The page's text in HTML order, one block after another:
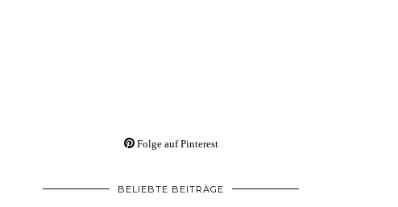
Folge auf Pinterest
BELIEBTE BEITRÄGE